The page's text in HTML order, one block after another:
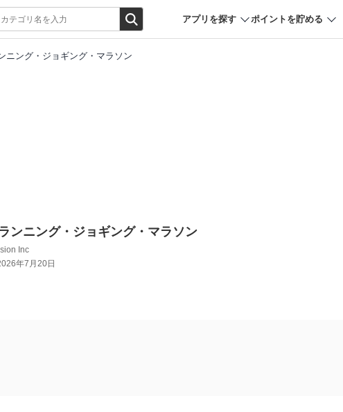
アプリを探す ポイントを貯める
ニング・ジョギング・マラソン
ンニング・ジョギング・マラソン
Inc
年7月20日